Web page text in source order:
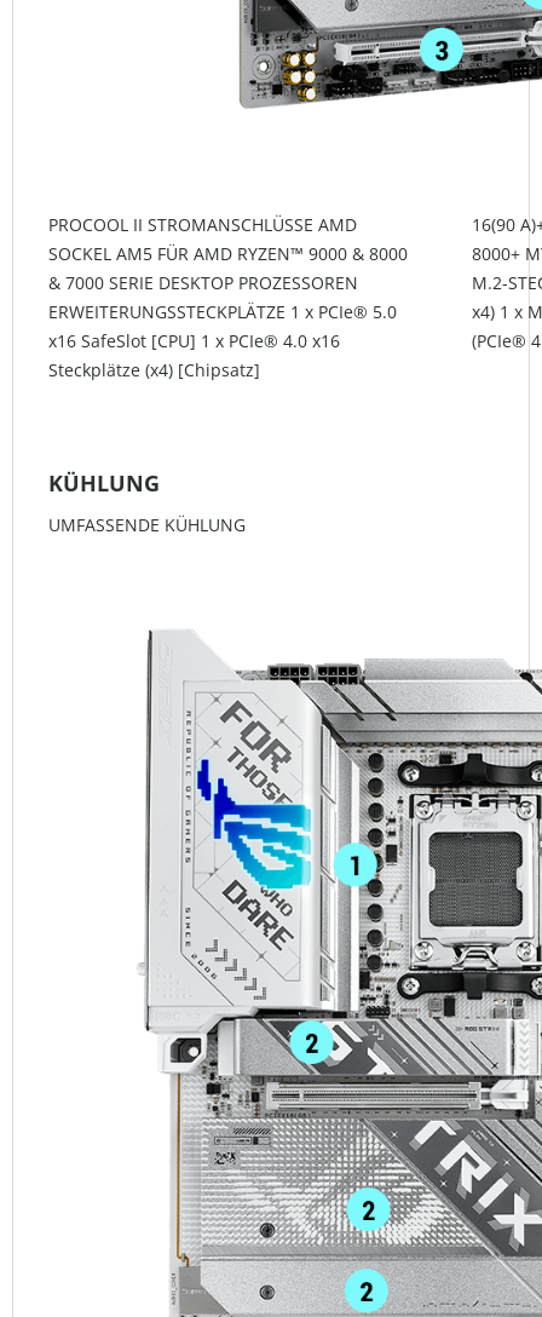
PROCOOL II STROMANSCHLÜSSE AMD
SOCKEL AM5 FÜR AMD RYZEN™ 9000 & 8000
& 7000 SERIE DESKTOP PROZESSOREN
ERWEITERUNGSSTECKPLÄTZE 1 x PCIe® 5.0
x16 SafeSlot [CPU] 1 x PCIe® 4.0 x16
Steckplätze (x4) [Chipsatz]
16(90
8000+
M.2-
x4) 1 x
(PCIe®
KÜHLUNG
UMFASSENDE KÜHLUNG